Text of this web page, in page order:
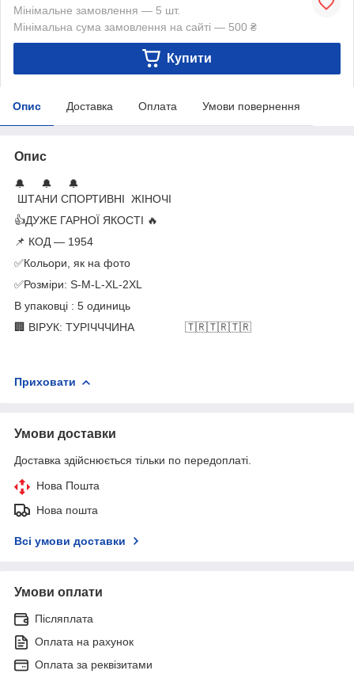
Мінімальне замовлення — 5 шт.
Мінімальна сума замовлення на сайті — 500 ₴
Купити
Опис Доставка Оплата Умови повернення
Опис
🔔 🔔 🔔
ШТАНИ СПОРТИВНІ ЖІНОЧІ
👍ДУЖЕ ГАРНОЇ ЯКОСТІ 🔥
📌 КОД — 1954
✅Кольори, як на фото
✅Розміри: S-M-L-XL-2XL
В упаковці : 5 одиниць
🏢 ВІРУК: ТУРІЧЧЧИНА 🇹🇷🇹🇷🇹🇷
Приховати
Умови доставки
Доставка здійснюється тільки по передоплаті.
Нова Пошта
Нова пошта
Всі умови доставки
Умови оплати
Післяплата
Оплата на рахунок
Оплата за реквізитами